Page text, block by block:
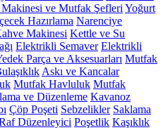
ve Mutfak Şefleri Yoğurt
Hazırlama Narenciye
Makinesi Kettle ve Su
Elektrikli Semaver Elektrikli
Parça ve Aksesuarları Mutfak
Askı ve Kancalar
Mutfak Havluluk Mutfak
ve Düzenleme Kavanoz
Çöp Poşeti Sebzelikler Saklama
Düzenleyici Poşetlik Kaşıklık